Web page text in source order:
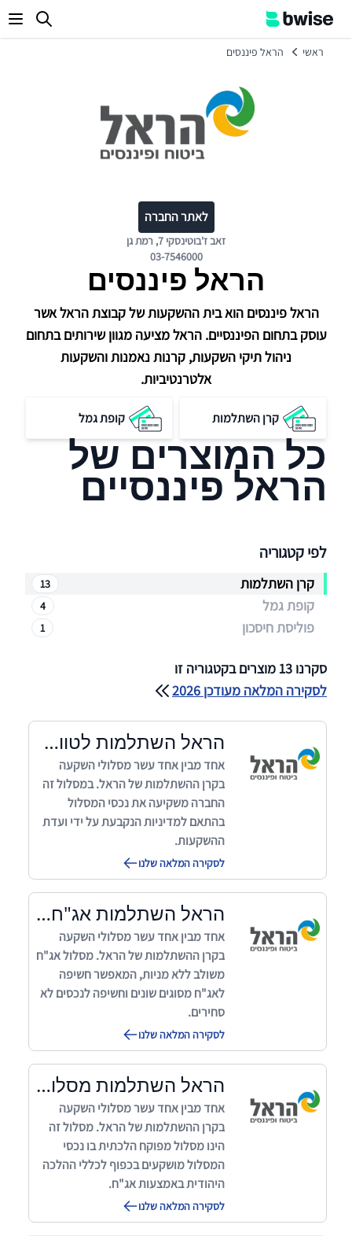
ראשי הראל פיננסים
לאתר החברה
זאב ז'בוטינסקי 7, רמת גן
03-7546000
הראל פיננסים
הראל פיננסים הוא בית ההשקעות של קבוצת הראל אשר
עוסק בתחום הפיננסיים. הראל מציעה מגוון שירותים בתחום
ניהול תיקי השקעות, קרנות נאמנות והשקעות
אלטרנטיביות.
קרן השתלמות קופת גמל
כל המוצרים של
הראל פיננסיים
לפי קטגוריה
קרן השתלמות 13
קופת גמל 4
פוליסת חיסכון 1
סקרנו 13 מוצרים בקטגוריה זו
לסקירה המלאה מעודכן 2026
הראל השתלמות לטווח ארוך
אחד מבין אחד עשר מסלולי השקעה
בקרן ההשתלמות של הראל. במסלול זה
החברה משקיעה את נכסי המסלול
בהתאם למדיניות הנקבעת על ידי ועדת
ההשקעות.
לסקירה המלאה שלנו
הראל השתלמות אג"ח ללא מניות
אחד מבין אחד עשר מסלולי השקעה
בקרן ההשתלמות של הראל. מסלול אג"ח
משולב ללא מניות, המאפשר חשיפה
לאג"ח מסוגים שונים וחשיפה לנכסים לא
סחירים.
לסקירה המלאה שלנו
הראל השתלמות מסלול כהלכה
אחד מבין אחד עשר מסלולי השקעה
בקרן ההשתלמות של הראל. מסלול זה
הינו מסלול מפוקח הלכתית בו נכסי
המסלול מושקעים בכפוף לכללי ההלכה
היהודית באמצעות אג"ח.
לסקירה המלאה שלנו